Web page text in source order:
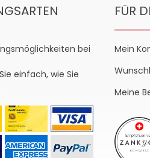
bei
einfach, wie Sie
FÜR
Mein
Meine